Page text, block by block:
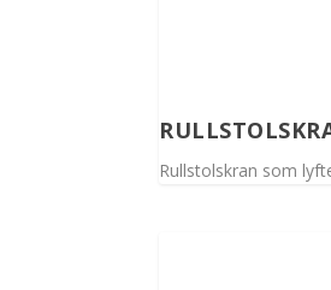
Rullstolskran som